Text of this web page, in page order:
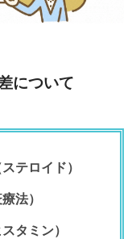
について
テロイド）
法）
タミン）